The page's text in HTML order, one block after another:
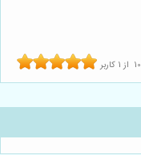
10 از 1 کاربر